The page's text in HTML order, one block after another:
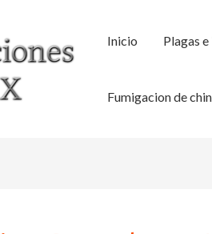
Inicio Plagas
Fumigacion de